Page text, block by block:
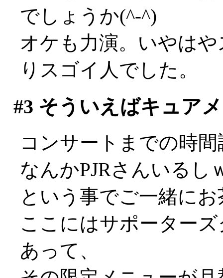
でしょうか(^-^)
オケも力演。いやは
りスゴイ人でした。
#3 そういえばキュアメ
コンサートまでの時
なんかPJRさんいるし
という事でご一緒に
ここにはサポーター
あって、